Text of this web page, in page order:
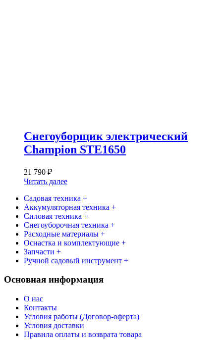
Снегоуборщик электрический
Champion STE1650
21 790 ₽
Читать далее
Садовая техника +
Аккумуляторная техника +
Силовая техника +
Снегоуборочная техника +
Расходные материалы +
Оснастка и комплектующие +
Запчасти +
Ручной садовый инструмент +
Основная информация
О нас
Контакты
Условия работы (Договор-оферта)
Условия доставки
Правила оплаты и возврата товара